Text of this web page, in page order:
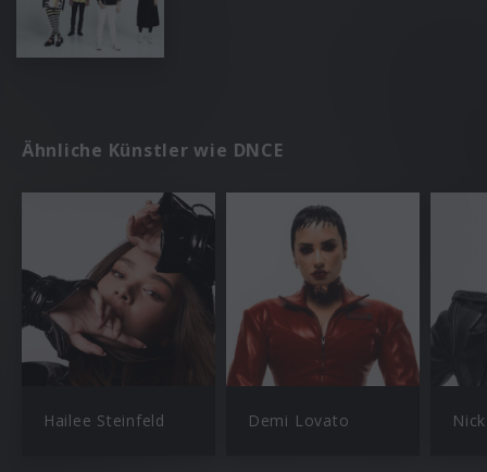
Ähnliche Künstler wie DNCE
Hailee Steinfeld Demi Lovato